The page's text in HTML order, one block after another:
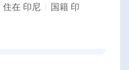
住在 印尼 国籍 印